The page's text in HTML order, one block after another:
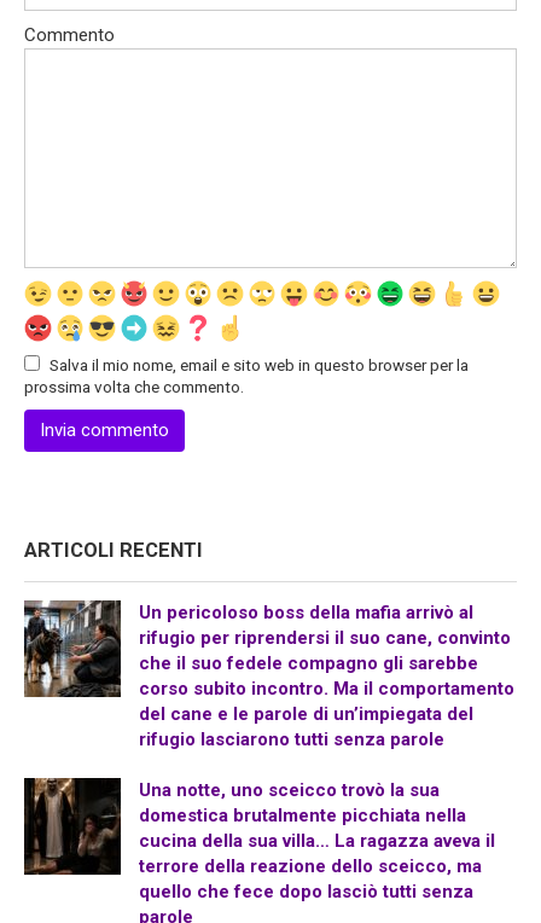
Commento
Salva il mio nome, email e sito web in questo browser per la
prossima volta che commento.
ARTICOLI RECENTI
Un pericoloso boss della mafia arrivò al
rifugio per riprendersi il suo cane, convinto
che il suo fedele compagno gli sarebbe
corso subito incontro. Ma il comportamento
del cane e le parole di un’impiegata del
rifugio lasciarono tutti senza parole
Una notte, uno sceicco trovò la sua
domestica brutalmente picchiata nella
cucina della sua villa… La ragazza aveva il
terrore della reazione dello sceicco, ma
quello che fece dopo lasciò tutti senza
parole